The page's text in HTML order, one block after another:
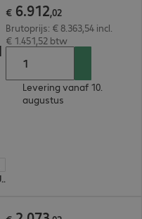
UPS management
€ 6.912,02
Brutoprijs: € 8.363,54 incl.
€ 1.451,52 btw
Levering vanaf 10.
augustus